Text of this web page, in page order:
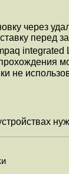
через
перед
integrated
не